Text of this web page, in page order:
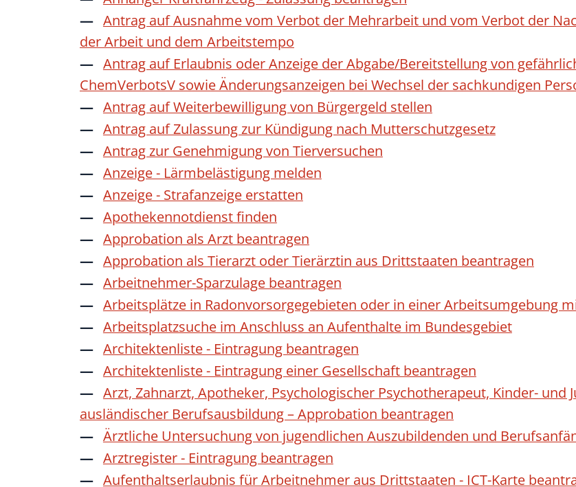
Antrag auf Ausnahme vom Verbot der Mehrarbeit und vom Verbot der
der Arbeit und dem Arbeitstempo
Antrag auf Erlaubnis oder Anzeige der Abgabe/Bereitstellung von
ChemVerbotsV sowie Änderungsanzeigen bei Wechsel der sachkundigen
Antrag auf Weiterbewilligung von Bürgergeld stellen
Antrag auf Zulassung zur Kündigung nach Mutterschutzgesetz
Antrag zur Genehmigung von Tierversuchen
Anzeige - Lärmbelästigung melden
Anzeige - Strafanzeige erstatten
Apothekennotdienst finden
Approbation als Arzt beantragen
Approbation als Tierarzt oder Tierärztin aus Drittstaaten beantragen
Arbeitnehmer-Sparzulage beantragen
Arbeitsplätze in Radonvorsorgegebieten oder in einer Arbeitsumgebung
Arbeitsplatzsuche im Anschluss an Aufenthalte im Bundesgebiet
Architektenliste - Eintragung beantragen
Architektenliste - Eintragung einer Gesellschaft beantragen
Arzt, Zahnarzt, Apotheker, Psychologischer Psychotherapeut, Kinder-
ausländischer Berufsausbildung – Approbation beantragen
Ärztliche Untersuchung von jugendlichen Auszubildenden und
Arztregister - Eintragung beantragen
Aufenthaltserlaubnis für Arbeitnehmer aus Drittstaaten - ICT-Karte